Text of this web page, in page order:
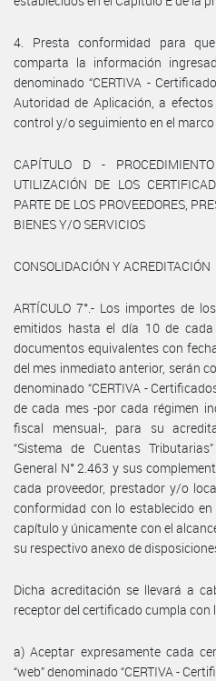
4. Presta conformidad para
comparta la información
denominado “CERTIVA -
Autoridad de Aplicación, a
control y/o seguimiento en el
CAPÍTULO D -
UTILIZACIÓN DE LOS
PARTE DE LOS PROVEEDORES,
BIENES Y/O SERVICIOS
CONSOLIDACIÓN Y ACREDITACIÓN
ARTÍCULO 7°.- Los importes de
emitidos hasta el día 10 de
documentos equivalentes con
del mes inmediato anterior, serán
denominado “CERTIVA -
de cada mes -por cada régimen
fiscal mensual-, para su
“Sistema de Cuentas
General N° 2.463 y sus
cada proveedor, prestador y/o
conformidad con lo establecido
capítulo y únicamente con el
su respectivo anexo de
Dicha acreditación se llevará a
receptor del certificado cumpla con
a) Aceptar expresamente cada
“web” denominado “CERTIVA -